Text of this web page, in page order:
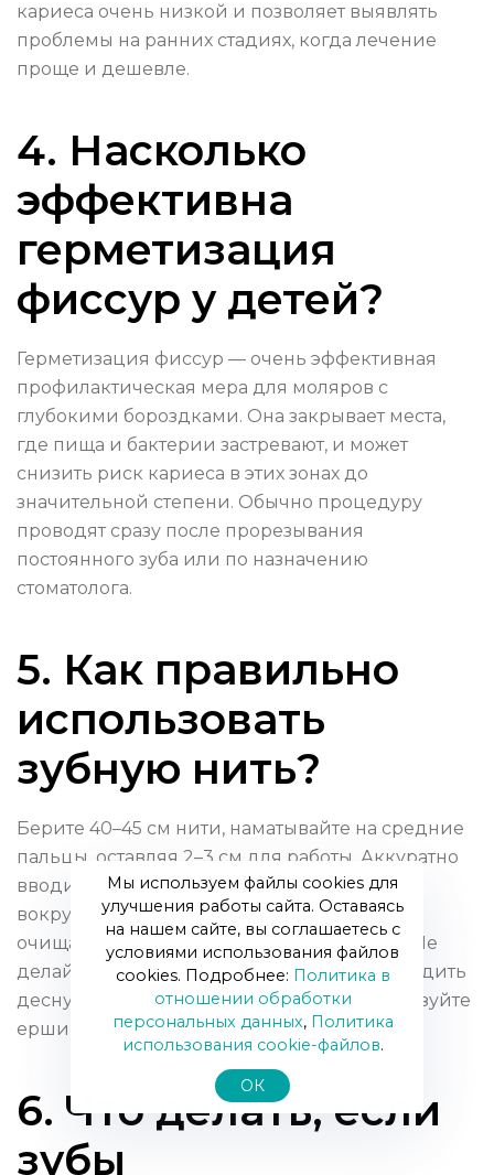
кариеса очень низкой и позволяет выявлять
проблемы на ранних стадиях, когда лечение
проще и дешевле.
4. Насколько
эффективна
герметизация
фиссур у детей?
Герметизация фиссур — очень эффективная
профилактическая мера для моляров с
глубокими бороздками. Она закрывает места,
где пища и бактерии застревают, и может
снизить риск кариеса в этих зонах до
значительной степени. Обычно процедуру
проводят сразу после прорезывания
постоянного зуба или по назначению
стоматолога.
5. Как правильно
использовать
зубную нить?
Берите 40–45 см нити, наматывайте на средние
пальцы, оставляя 2–3 см для работы. Аккуратно
вводите нить между зубами, оборачивайте
вокруг зуба и движениями вверх-вниз
очищайте стенки зуба до десневого края. Не
делайте резких движений, чтобы не повредить
десну. При узких щелях или мостах используйте
ершики или суперфлосс.
6. Что делать, если
зубы
Мы используем файлы cookies для
улучшения работы сайта. Оставаясь
на нашем сайте, вы соглашаетесь с
условиями использования файлов
cookies. Подробнее: Политика в
отношении обработки
персональных данных, Политика
использования сookie-файлов.
ОК